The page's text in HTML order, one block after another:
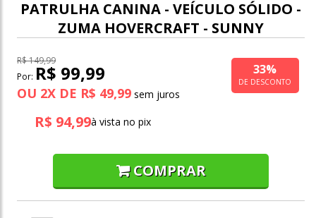
PATRULHA CANINA - VEÍCULO SÓLIDO -
ZUMA HOVERCRAFT - SUNNY
R$ 149,99
Por: R$ 99,99
OU 2X DE R$ 49,99
33%
DE DESCONTO
R$ 94,99à vista no pix
COMPRAR